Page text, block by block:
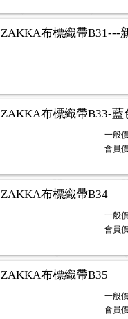
ZAKKA布標織帶B31---
ZAKKA布標織帶B33-藍
一般
會員
ZAKKA布標織帶B34
一般
會員
ZAKKA布標織帶B35
一般
會員